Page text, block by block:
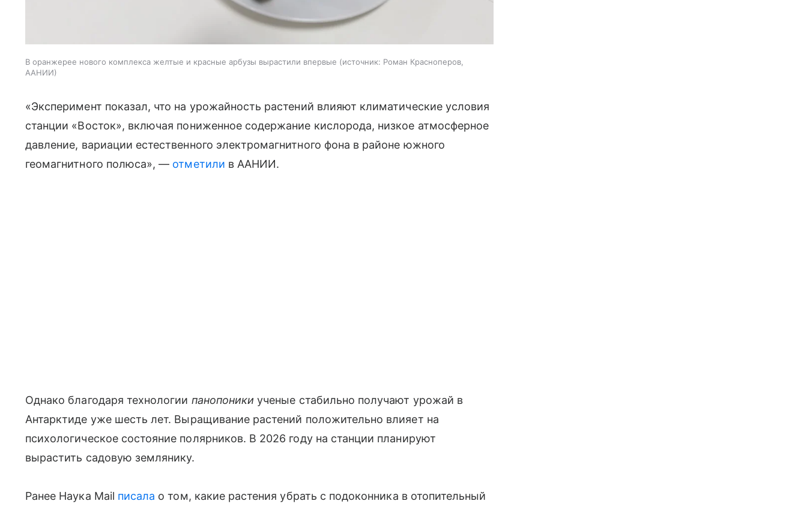
В оранжерее нового комплекса желтые и красные арбузы вырастили впервые источник: Роман Красноперов,
ААНИИ
«Эксперимент показал, что на урожайность растений влияют климатические условия
станции «Восток», включая пониженное содержание кислорода, низкое атмосферное
давление, вариации естественного электромагнитного фона в районе южного
геомагнитного полюса», — отметили в ААНИИ.
Однако благодаря технологии панопоникиученые стабильно получают урожай в
Антарктиде уже шесть лет. Выращивание растений положительно влияет на
психологическое состояние полярников. В 2026 году на станции планируют
вырастить садовую землянику.
Ранее Наука Mail писала о том, какие растения убрать с подоконника в отопительный